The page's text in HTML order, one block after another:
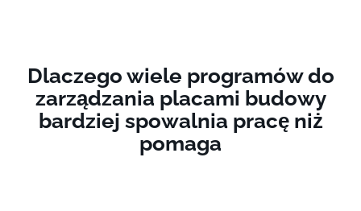
Dlaczego wiele programów do
zarządzania placami budowy
bardziej spowalnia pracę niż
pomaga